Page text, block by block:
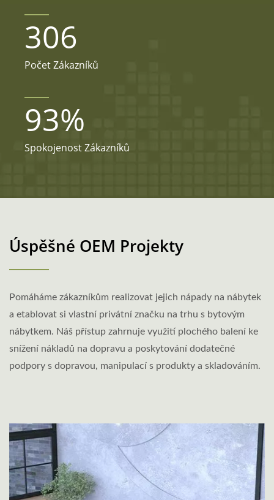
306
Počet Zákazníků
93%
Spokojenost Zákazníků
Úspěšné OEM Projekty
Pomáháme zákazníkům realizovat jejich nápady na nábytek
a etablovat si vlastní privátní značku na trhu s bytovým
nábytkem. Náš přístup zahrnuje využití plochého balení ke
snížení nákladů na dopravu a poskytování dodatečné
podpory s dopravou, manipulací s produkty a skladováním.